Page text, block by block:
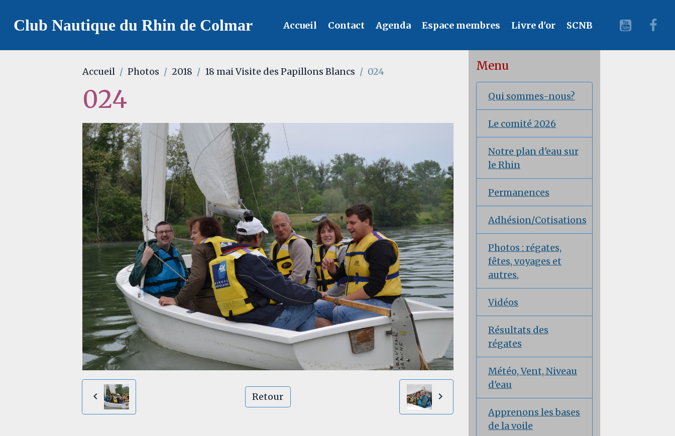
Club Nautique du Rhin de Colmar Accueil Contact Agenda Espace membres Livre d'or SCNB
Accueil Photos 2018 18 mai Visite des Papillons Blancs 024
024
Retour
Menu
Qui sommes-nous?
Le comité 2026
Notre plan d'eau sur
le Rhin
Permanences
Adhésion/Cotisations
Photos : régates,
fêtes, voyages et
autres.
Vidéos
Résultats des
régates
Météo, Vent, Niveau
d'eau
Apprenons les bases
de la voile